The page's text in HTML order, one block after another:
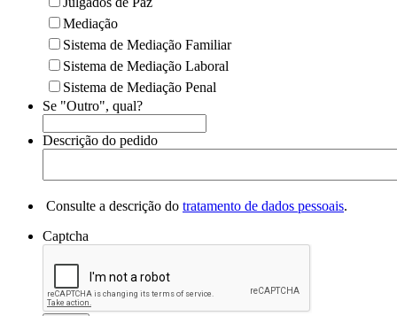
Mediação
Sistema de Mediação Familiar
Sistema de Mediação Laboral
Sistema de Mediação Penal
Se "Outro", qual?
Descrição do pedido
Consulte a descrição do tratamento de dados pessoais.
Captcha